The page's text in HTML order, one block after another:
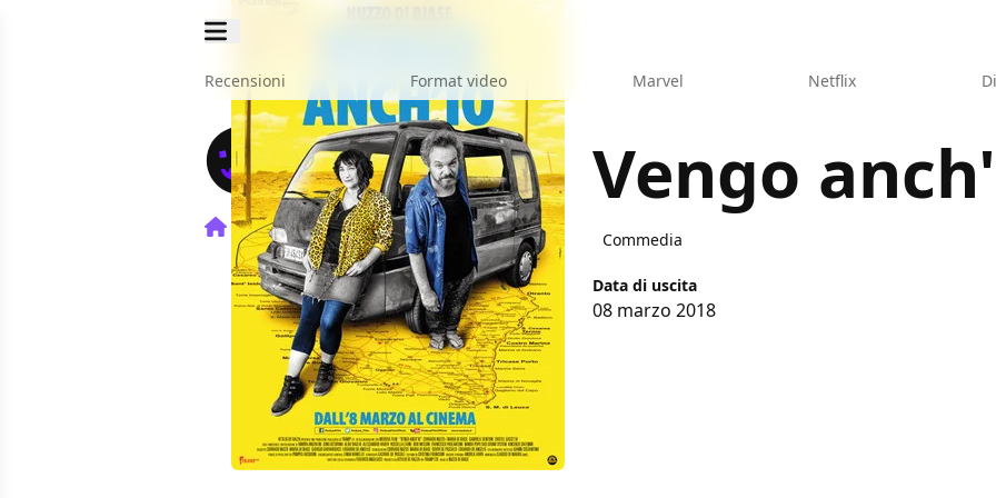
Recensioni Format video Marvel Netflix
Home Film Vengo Anch'io
Vengo
Commedia
Data di uscita
08 marzo 2018